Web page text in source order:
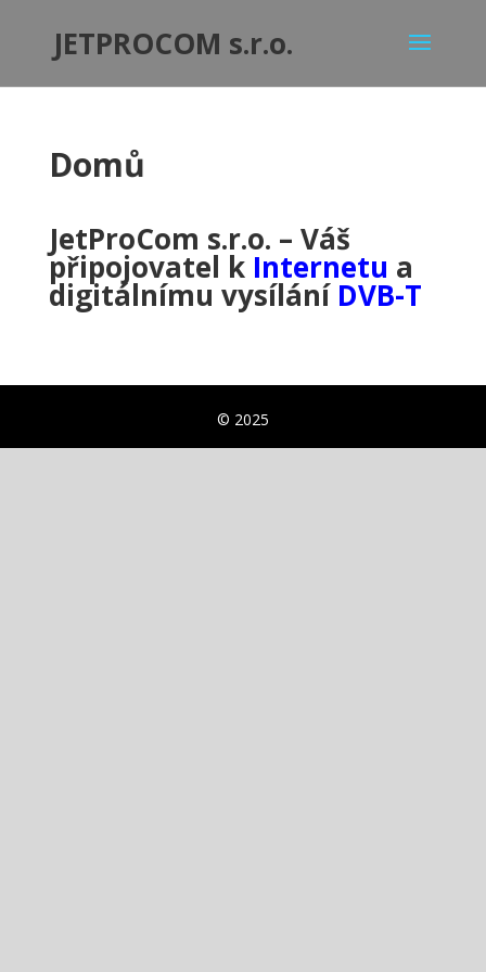
JETPROCOM s.r.o.
Domů
JetProCom s.r.o. – Váš
připojovatel k Internetu a
digitálnímu vysílání DVB-T
© 2025